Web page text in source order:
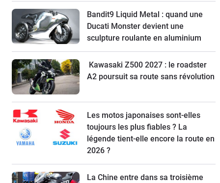
Bandit9 Liquid Metal : quand une
Ducati Monster devient une
sculpture roulante en aluminium
Kawasaki Z500 2027 : le roadster
A2 poursuit sa route sans révolution
Les motos japonaises sont-elles
toujours les plus fiables ? La
légende tient-elle encore la route en
2026 ?
La Chine entre dans sa troisième